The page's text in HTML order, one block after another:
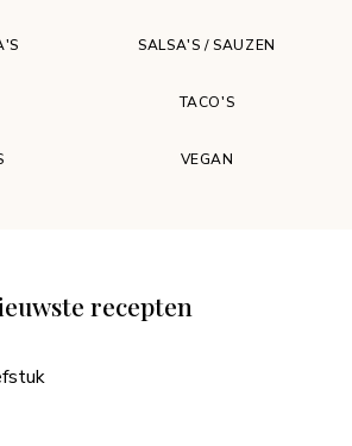
SALSA'S / SAUZEN
TACO'S
VEGAN
recepten